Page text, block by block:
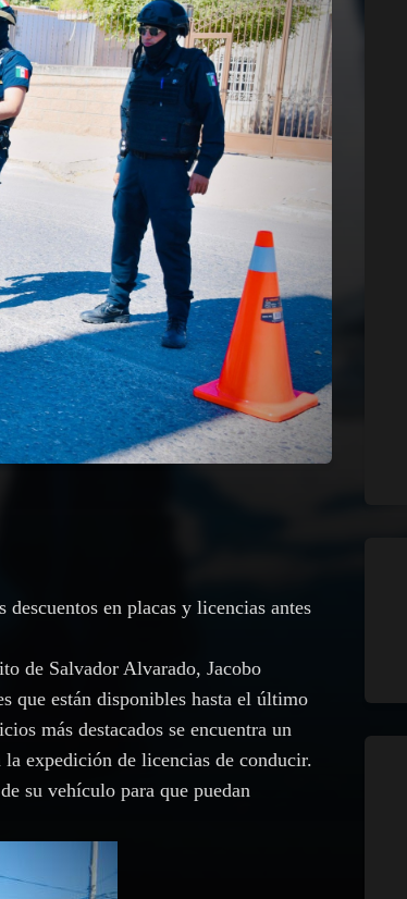
en placas y licencias antes
de Salvador Alvarado, Jacobo
que están disponibles hasta el último
más destacados se encuentra un
expedición de licencias de conducir.
su vehículo para que puedan